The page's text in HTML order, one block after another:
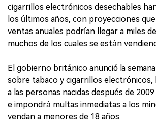
cigarrillos electrónicos desechables
los últimos años, con proyecciones
ventas anuales podrían llegar a miles
muchos de los cuales se están
El gobierno británico anunció la
sobre tabaco y cigarrillos electrónicos,
a las personas nacidas después de
e impondrá multas inmediatas a los
vendan a menores de 18 años.